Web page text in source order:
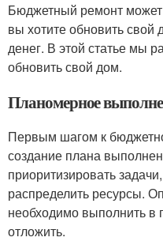
Бюджетный ремонт
вы хотите обновить свой
денег. В этой статье мы
обновить свой дом.
Планомерное
Первым шагом к
создание плана
приоритизировать
распределить ресурсы.
необходимо выполнить в
отложить.